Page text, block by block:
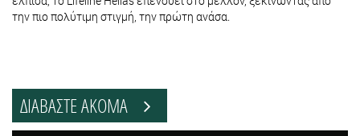
την πιο πολύτιμη στιγμή, την πρώτη ανάσα.
ΔΙΑΒΑΣΤΕ ΑΚΟΜΑ